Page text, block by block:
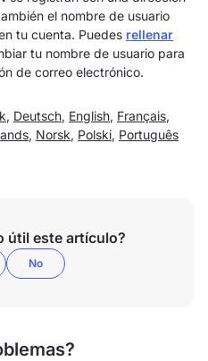
el nombre de usuario
tu cuenta. Puedes rellenar
tu nombre de usuario para
de correo electrónico.
, Deutsch, English, Français,
, Norsk, Polski, Português
útil este artículo?
No